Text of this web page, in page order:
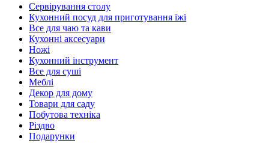
Сервірування столу
Кухонний посуд для приготування їжі
Все для чаю та кави
Кухонні аксесуари
Ножі
Кухонний інструмент
Все для суші
Меблі
Декор для дому
Товари для саду
Побутова техніка
Різдво
Подарунки